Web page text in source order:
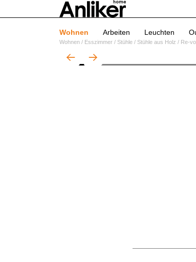
Wohnen Arbeiten Leuchten
Wohnen / Esszimmer / Stühle / Stühle aus Holz / Re-